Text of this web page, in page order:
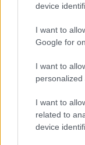
device
I want to
Google for
I want to
personalized
I want to
related to
device
szabad
szajréért,
küzdenek”,
lesznek, a
maraton
A helyi jelölt,